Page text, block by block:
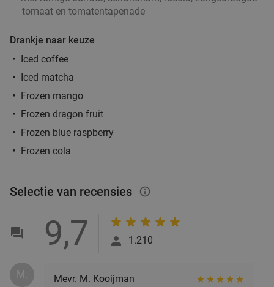
tomaat en tomatentapenade
Drankje naar keuze
Iced coffee
Iced matcha
Frozen mango
Frozen dragon fruit
Frozen blue raspberry
Frozen cola
Selectie van recensies info_outlined
9,7 1.210
M.
Mevr. M. Kooijman